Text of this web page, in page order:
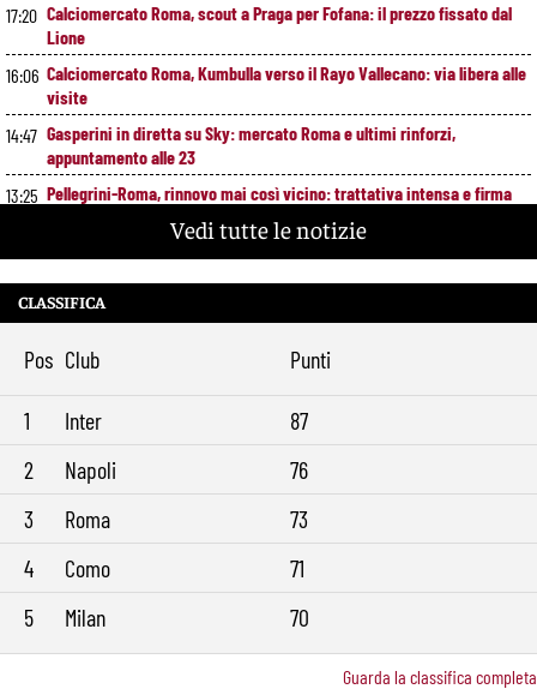
17:20 Calciomercato Roma, scout a Praga per Fofana: il prezzo fissato dal
Lione
16:06 Calciomercato Roma, Kumbulla verso il Rayo Vallecano: via libera alle
visite
14:47 Gasperini in diretta su Sky: mercato Roma e ultimi rinforzi,
appuntamento alle 23
13:25 Pellegrini-Roma, rinnovo mai così vicino: trattativa intensa e firma
12:00
10:39 Alajbegovic, Pjanic svela il ruolo: perché il talento seguito dalla Roma
9:29
Roma, il mercato ora è nelle sue mani: dopo Molina manca soltanto
l’ala
Vedi tutte le notizie
CLASSIFICA
Pos Club Punti
1 Inter
87
2
Napoli
76
3
Roma
73
4
Como
71
5
Milan 70
Guarda la classifica completa